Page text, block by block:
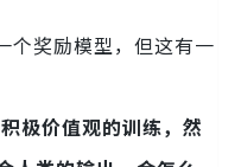
个奖励模型，但这有一
极价值观的训练，然